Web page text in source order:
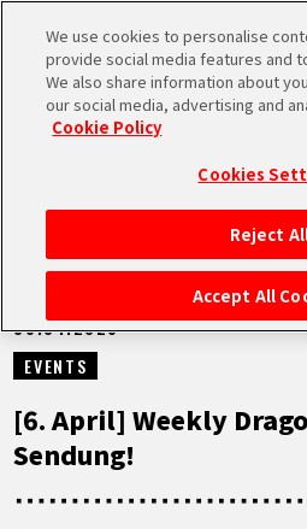
STARTSEITE
NEUES
HIGHLIGHTS
VIDEOS
VIDEOS
06.04.2026
EVENTS
[6. April] Weekly
Sendung!
We use cookies to personalise
provide social media features and
We also share information about
our social media, advertising and
Cookie Policy
Cookies
Reject
Accept All